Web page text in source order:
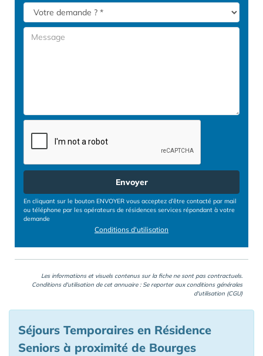
Envoyer
En cliquant sur le bouton ENVOYER vous acceptez d’être contacté par mail
ou téléphone par les opérateurs de résidences services répondant à votre
demande
Conditions d'utilisation
Les informations et visuels contenus sur la fiche ne sont pas contractuels.
Conditions d'utilisation de cet annuaire : Se reporter aux conditions générales
d'utilisation (CGU)
Séjours Temporaires en Résidence
Seniors à proximité de Bourges